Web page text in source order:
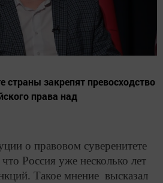
страны закрепят превосходство
права над
о правовом суверенитете
Россия уже несколько лет
Такое мнение высказал